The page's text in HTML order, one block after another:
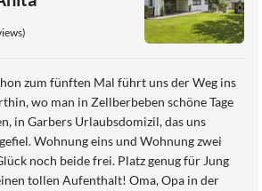
zum fünften Mal führt uns der Weg ins
wo man in Zellberbeben schöne Tage
in Garbers Urlaubsdomizil, das uns
Wohnung eins und Wohnung zwei
noch beide frei. Platz genug für Jung
Aufenthalt! Oma, Opa in der